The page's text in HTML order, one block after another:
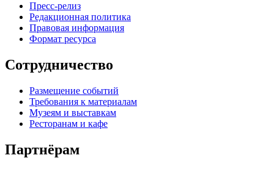
Пресс-релиз
Редакционная политика
Правовая информация
Формат ресурса
Сотрудничество
Размещение событий
Требования к материалам
Музеям и выставкам
Ресторанам и кафе
Партнёрам